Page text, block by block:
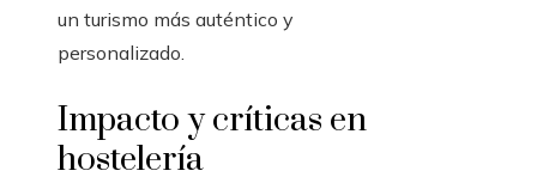
un turismo más auténtico y
personalizado.
Impacto y críticas en
hostelería